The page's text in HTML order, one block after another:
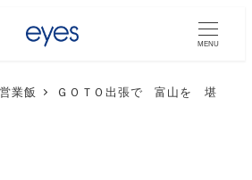
MENU
営業飯
ＧＯＴＯ出張で 富山を 堪